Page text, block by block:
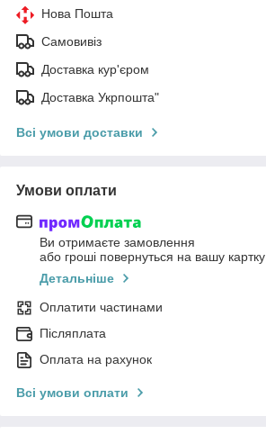
Нова Пошта
Самовивіз
Доставка кур'єром
Доставка Укрпошта"
Всі умови доставки
Умови оплати
Ви отримаєте замовлення
або гроші повернуться на вашу картку
Детальніше
Оплатити частинами
Післяплата
Оплата на рахунок
Всі умови оплати